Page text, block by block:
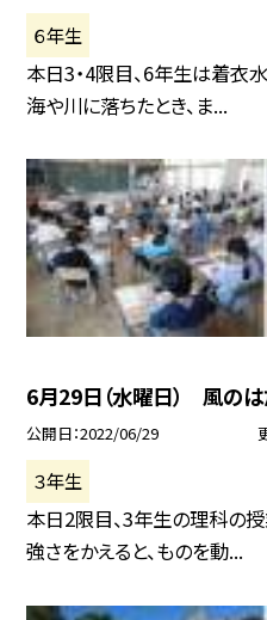
６年生
本日3・4限目、6年生は着衣
海や川に落ちたとき、ま...
6月29日（水曜日） 風の
公開日 2022/06/29
３年生
本日2限目、3年生の理科の授
強さをかえると、ものを動...